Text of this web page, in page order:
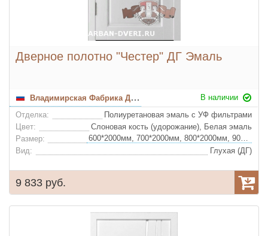
Дверное полотно "Честер" ДГ Эмаль
Владимирская Фабрика Дверей
В наличии
Отделка:
Полиуретановая эмаль с УФ фильтрами
Цвет:
Слоновая кость (удорожание), Белая эмаль
Размер:
600*2000мм, 700*2000мм, 800*2000мм, 900*2000мм
Вид:
Глухая (ДГ)
9 833 руб.